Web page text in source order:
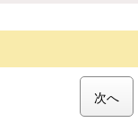
次へ